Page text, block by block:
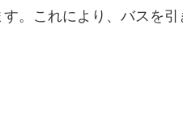
。これにより、バスを